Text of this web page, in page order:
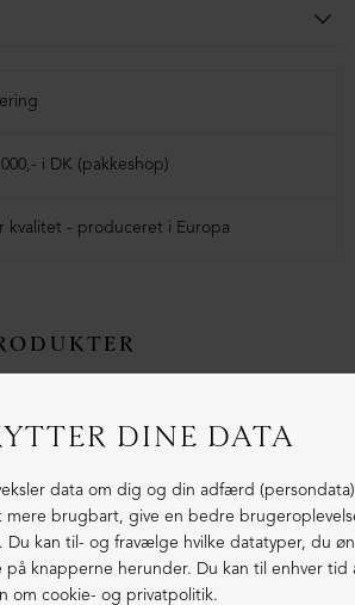
i DK (pakkeshop)
kvalitet - produceret i Europa